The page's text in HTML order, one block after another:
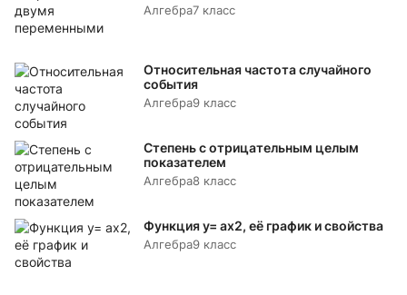
Алгебра7 класс
Относительная частота случайного
события
Алгебра9 класс
Степень с отрицательным целым
показателем
Алгебра8 класс
Функция y= аx2, её график и свойства
Алгебра9 класс